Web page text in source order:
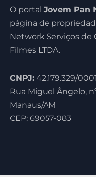
O portal Jovem Pan
página de
Network Serviços de
Filmes LTDA.
CNPJ: 42.179.329/
Rua Miguel Ângelo,
Manaus/AM
CEP: 69057-083